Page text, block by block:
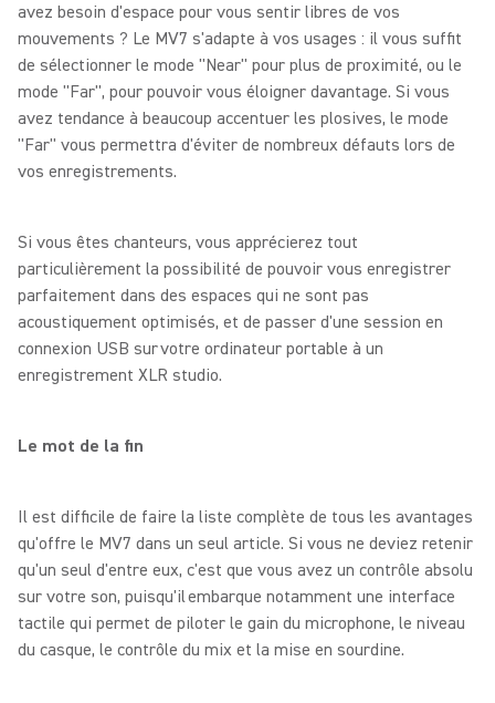
avez besoin d'espace pour vous sentir libres de vos
mouvements ? Le MV7 s'adapte à vos usages : il vous suffit
de sélectionner le mode "Near" pour plus de proximité, ou le
mode "Far", pour pouvoir vous éloigner davantage. Si vous
avez tendance à beaucoup accentuer les plosives, le mode
"Far" vous permettra d'éviter de nombreux défauts lors de
vos enregistrements.
Si vous êtes chanteurs, vous apprécierez tout
particulièrement la possibilité de pouvoir vous enregistrer
parfaitement dans des espaces qui ne sont pas
acoustiquement optimisés, et de passer d'une session en
connexion USB sur votre ordinateur portable à un
enregistrement XLR studio.
Le mot de la fin
Il est difficile de faire la liste complète de tous les avantages
qu'offre le MV7 dans un seul article. Si vous ne deviez retenir
qu'un seul d'entre eux, c'est que vous avez un contrôle absolu
sur votre son, puisqu'il embarque notamment une interface
tactile qui permet de piloter le gain du microphone, le niveau
du casque, le contrôle du mix et la mise en sourdine.